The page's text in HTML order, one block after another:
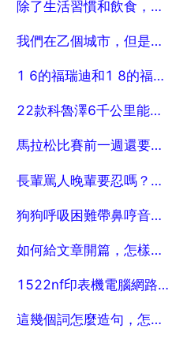
除了生活習慣和飲食，還有沒有其他的孩子長高的方法可以嘗試？
2025-07-04 我們在乙個城市，但是不在乙個學校，隔的也遠，真的很愛他。
2025-07-04 1 6的福瑞迪和1 8的福克斯哪個提速快
2025-07-04 22款科魯澤6千公里能賣多少錢
2025-07-04 馬拉松比賽前一週還要不要跑步
2025-07-04 長輩罵人晚輩要忍嗎？晚輩罵了長輩後果
2025-07-04 狗狗呼吸困難帶鼻哼音，小狗呼吸有聲音
2025-07-04 如何給文章開篇，怎樣寫好文章開頭？
2025-07-04 1522nf印表機電腦網路口傳真問題
2025-07-04 這幾個詞怎麼造句，怎樣用乙個詞語造句？